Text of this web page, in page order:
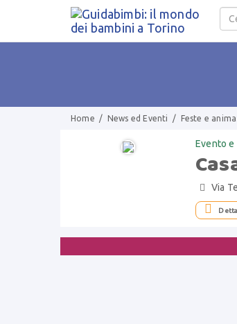
Home / News ed Eventi / Feste e
Evento
 Via
